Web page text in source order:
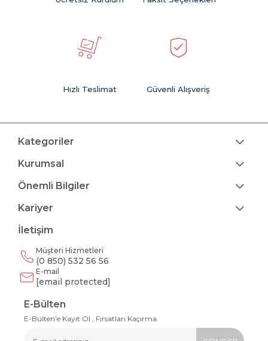
Hızlı Teslimat Güvenli Alışveriş
Kategoriler
Kurumsal
Önemli Bilgiler
Kariyer
İletişim
Müşteri Hizmetleri
(0 850) 532 56 56
E-mail
[email protected]
E-Bülten
E-Bülten'e Kayıt Ol , Fırsatları Kaçırma